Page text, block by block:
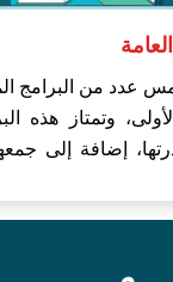
عدد من البرامج
وتمتاز هذه
إضافة إلى